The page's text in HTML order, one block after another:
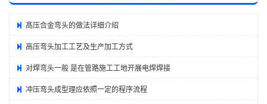
髙压合金弯头的做法详细介绍
高压弯头加工工艺及生产加工方式
对焊弯头一般 是在管路施工工地开展电焊焊接
冲压弯头成型理应依照一定的程序流程